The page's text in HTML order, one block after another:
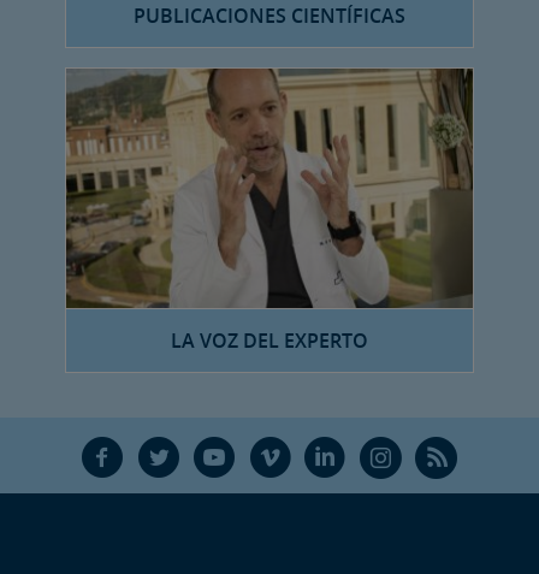
PUBLICACIONES CIENTÍFICAS
LA VOZ DEL EXPERTO
F T Y V L Ñ R